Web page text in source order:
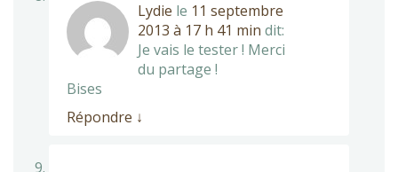
Lydie le 11 septembre
2013 à 17 h 41 min dit:
Je vais le tester ! Merci
du partage !
Bises
Répondre ↓